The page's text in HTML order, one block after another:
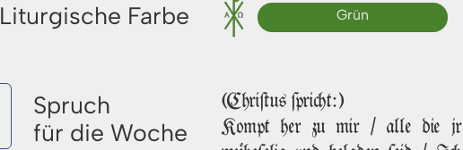
Liturgische Farbe Grün
Spruch
für die Woche
(Chriſtus ſpricht:)
Kompt her zu mir / alle die jr